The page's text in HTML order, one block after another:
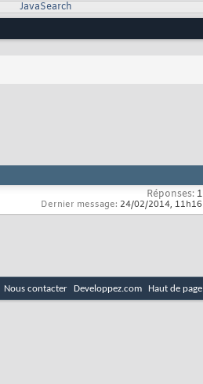
JavaSearch
Réponses: 1
Dernier message: 24/02/2014, 11h16
Nous contacter Developpez.com Haut de page